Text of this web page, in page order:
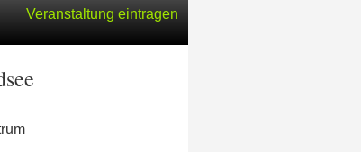
Veranstaltung eintragen